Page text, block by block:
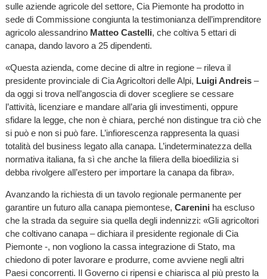
sulle aziende agricole del settore, Cia Piemonte ha prodotto in
sede di Commissione congiunta la testimonianza dell’imprenditore
agricolo alessandrino Matteo Castelli, che coltiva 5 ettari di
canapa, dando lavoro a 25 dipendenti.
«Questa azienda, come decine di altre in regione – rileva il
presidente provinciale di Cia Agricoltori delle Alpi, Luigi Andreis–
da oggi si trova nell’angoscia di dover scegliere se cessare
l’attività, licenziare e mandare all’aria gli investimenti, oppure
sfidare la legge, che non è chiara, perché non distingue tra ciò che
si può e non si può fare. L’infiorescenza rappresenta la quasi
totalità del business legato alla canapa. L’indeterminatezza della
normativa italiana, fa sì che anche la filiera della bioedilizia si
debba rivolgere all’estero per importare la canapa da fibra».
Avanzando la richiesta di un tavolo regionale permanente per
garantire un futuro alla canapa piemontese, Carenini ha escluso
che la strada da seguire sia quella degli indennizzi: «Gli agricoltori
che coltivano canapa – dichiara il presidente regionale di Cia
Piemonte -, non vogliono la cassa integrazione di Stato, ma
chiedono di poter lavorare e produrre, come avviene negli altri
Paesi concorrenti. Il Governo ci ripensi e chiarisca al più presto la